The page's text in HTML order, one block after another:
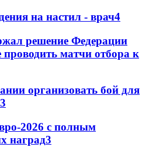
на настил - врач4
решение Федерации
матчи отбора к
организовать бой для
3
2026 с полным
наград3